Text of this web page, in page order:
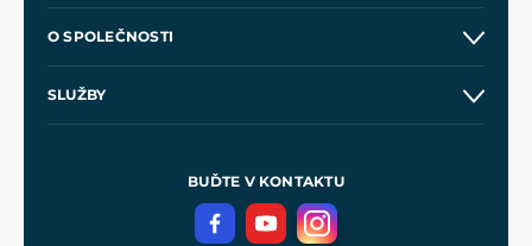
Velkoobchod
O SPOLEČNOSTI
SLUŽBY
Meče pro Kingdom Come
BUĎTE V KONTAKTU